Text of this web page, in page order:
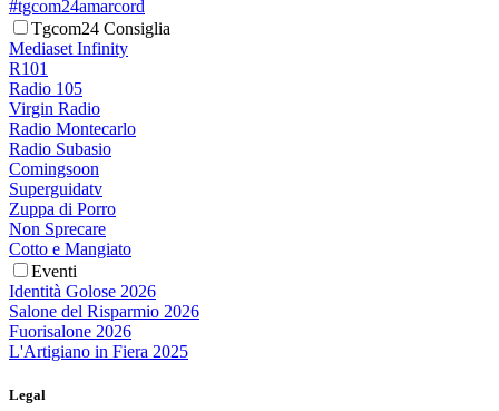
#tgcom24amarcord
Tgcom24 Consiglia
Mediaset Infinity
R101
Radio 105
Virgin Radio
Radio Montecarlo
Radio Subasio
Comingsoon
Superguidatv
Zuppa di Porro
Non Sprecare
Cotto e Mangiato
Eventi
Identità Golose 2026
Salone del Risparmio 2026
Fuorisalone 2026
L'Artigiano in Fiera 2025
Legal